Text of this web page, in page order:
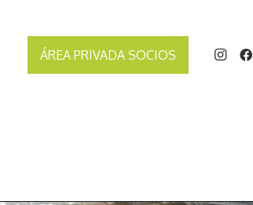
ÁREA PRIVADA SOCIOS